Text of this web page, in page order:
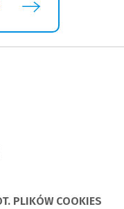
PLIKÓW COOKIES